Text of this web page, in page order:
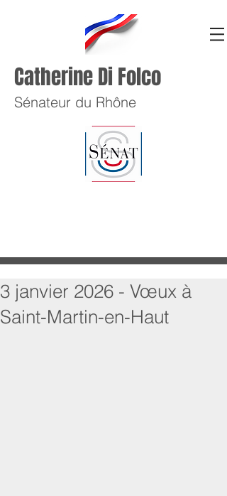
Catherine Di Folco
Sénateur du Rhône
3 janvier 2026 - Vœux à
Saint-Martin-en-Haut